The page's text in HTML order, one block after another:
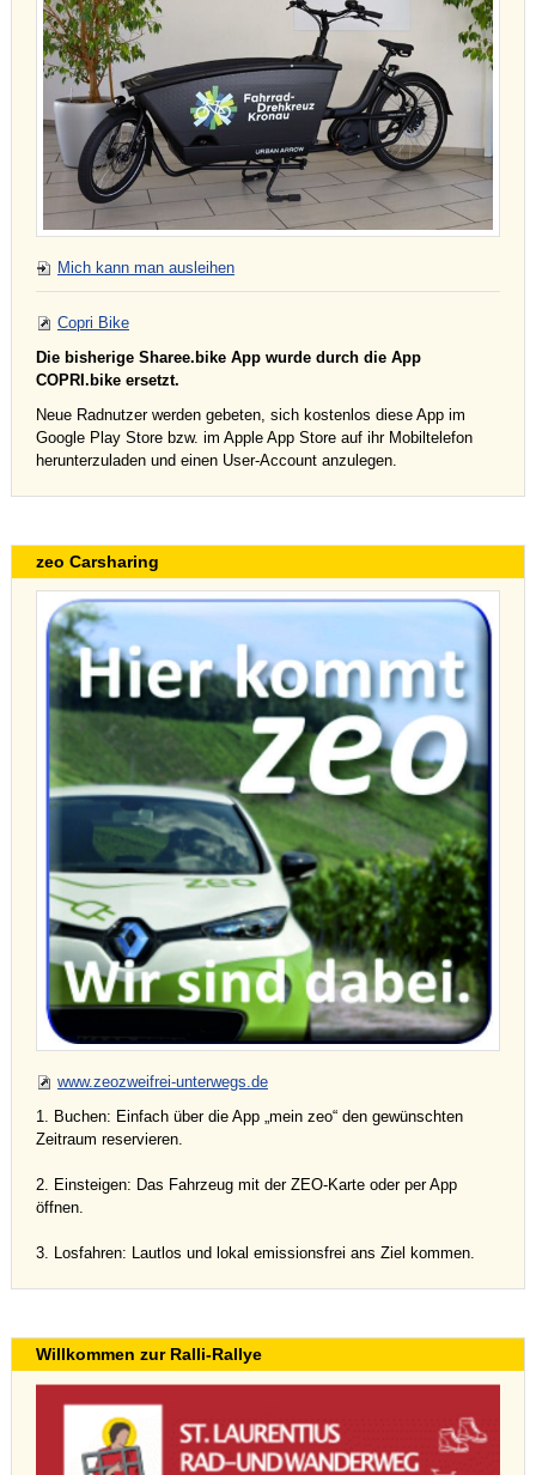
Mich kann man ausleihen
Copri Bike
Die bisherige Sharee.bike App wurde durch die App
COPRI.bike ersetzt.
Neue Radnutzer werden gebeten, sich kostenlos diese App im
Google Play Store bzw. im Apple App Store auf ihr Mobiltelefon
herunterzuladen und einen User-Account anzulegen.
zeo Carsharing
www.zeozweifrei-unterwegs.de
1. Buchen: Einfach über die App „mein zeo“ den gewünschten
Zeitraum reservieren.
2. Einsteigen: Das Fahrzeug mit der ZEO-Karte oder per App
öffnen.
3. Losfahren: Lautlos und lokal emissionsfrei ans Ziel kommen.
Willkommen zur Ralli-Rallye